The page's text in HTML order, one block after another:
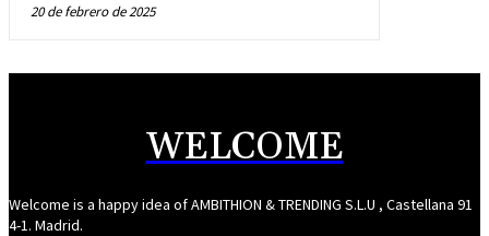
20 de febrero de 2025
WELCOME
Welcome is a happy idea of AMBITHION & TRENDING S.L.U , Castellana 91
4-1. Madrid.